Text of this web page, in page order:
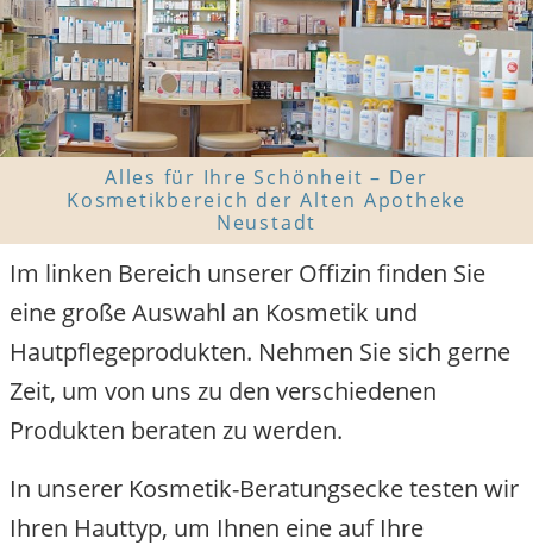
Alles für Ihre Schönheit – Der
Kosmetikbereich der Alten Apotheke
Neustadt
Im linken Bereich unserer Offizin finden Sie
eine große Auswahl an Kosmetik und
Hautpflegeprodukten. Nehmen Sie sich gerne
Zeit, um von uns zu den verschiedenen
Produkten beraten zu werden.
In unserer Kosmetik-Beratungsecke testen wir
Ihren Hauttyp, um Ihnen eine auf Ihre